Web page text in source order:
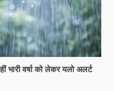
वर्षा को लेकर यलो अलर्ट